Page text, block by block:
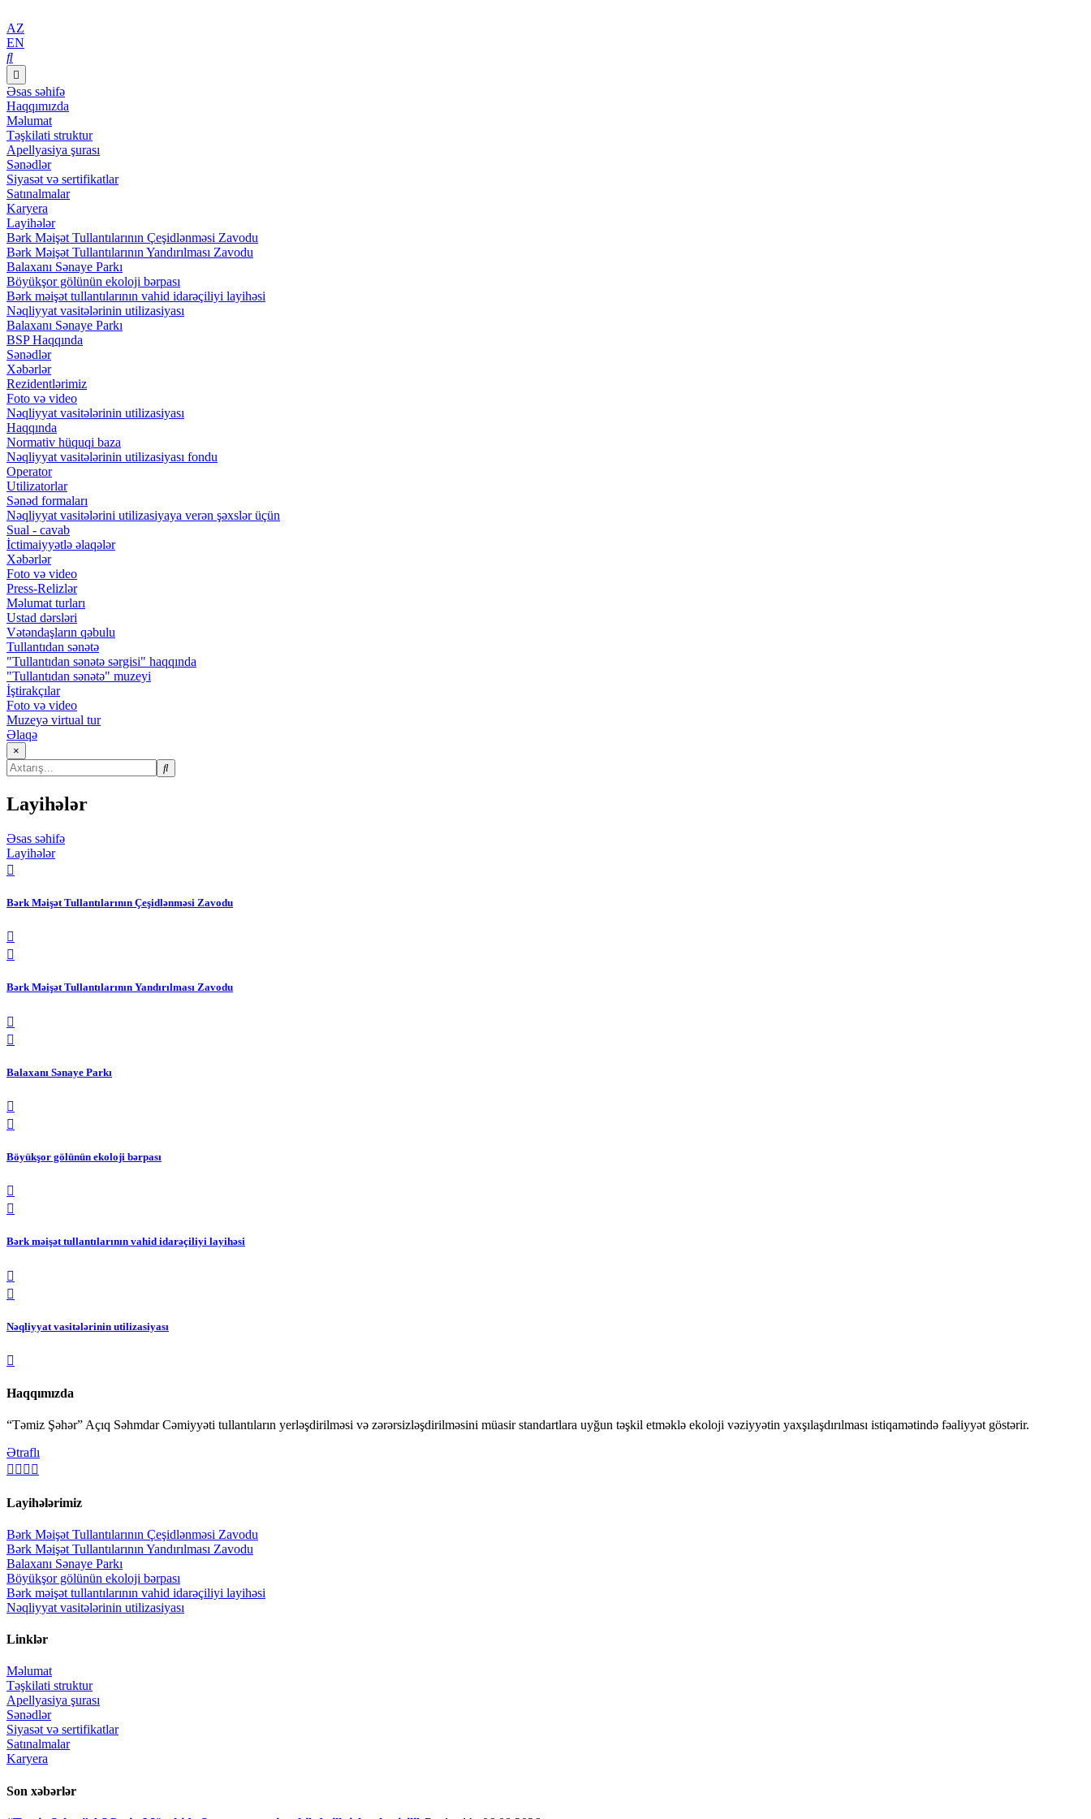
AZ
EN
Əsas səhifə
Haqqımızda
Məlumat
Təşkilati struktur
Apellyasiya şurası
Sənədlər
Siyasət və sertifikatlar
Satınalmalar
Karyera
Layihələr
Bərk Məişət Tullantılarının Çeşidlənməsi Zavodu
Bərk Məişət Tullantılarının Yandırılması Zavodu
Balaxanı Sənaye Parkı
Böyükşor gölünün ekoloji bərpası
Bərk məişət tullantılarının vahid idarəçiliyi layihəsi
Nəqliyyat vasitələrinin utilizasiyası
Balaxanı Sənaye Parkı
BSP Haqqında
Sənədlər
Xəbərlər
Rezidentlərimiz
Foto və video
Nəqliyyat vasitələrinin utilizasiyası
Haqqında
Normativ hüquqi baza
Nəqliyyat vasitələrinin utilizasiyası fondu
Operator
Utilizatorlar
Sənəd formaları
Nəqliyyat vasitələrini utilizasiyaya verən şəxslər üçün
Sual - cavab
İctimaiyyətlə əlaqələr
Xəbərlər
Foto və video
Press-Relizlər
Məlumat turları
Ustad dərsləri
Vətəndaşların qəbulu
Tullantıdan sənətə
"Tullantıdan sənətə sərgisi" haqqında
"Tullantıdan sənətə" muzeyi
İştirakçılar
Foto və video
Muzeyə virtual tur
Əlaqə
×
Layihələr
Əsas səhifə
Layihələr
Bərk Məişət Tullantılarının Çeşidlənməsi Zavodu
Bərk Məişət Tullantılarının Yandırılması Zavodu
Balaxanı Sənaye Parkı
Böyükşor gölünün ekoloji bərpası
Bərk məişət tullantılarının vahid idarəçiliyi layihəsi
Nəqliyyat vasitələrinin utilizasiyası
Haqqımızda
“Təmiz Şəhər” Açıq Səhmdar Cəmiyyəti tullantıların yerləşdirilməsi və zərərsizləşdirilməsini müasir standartlara uyğun təşkil etməklə ekoloji vəziyyətin yaxşılaşdırılması istiqamətində fəaliyyət göstərir.
Ətraflı
Layihələrimiz
Bərk Məişət Tullantılarının Çeşidlənməsi Zavodu
Bərk Məişət Tullantılarının Yandırılması Zavodu
Balaxanı Sənaye Parkı
Böyükşor gölünün ekoloji bərpası
Bərk məişət tullantılarının vahid idarəçiliyi layihəsi
Nəqliyyat vasitələrinin utilizasiyası
Linklər
Məlumat
Təşkilati struktur
Apellyasiya şurası
Sənədlər
Siyasət və sertifikatlar
Satınalmalar
Karyera
Son xəbərlər